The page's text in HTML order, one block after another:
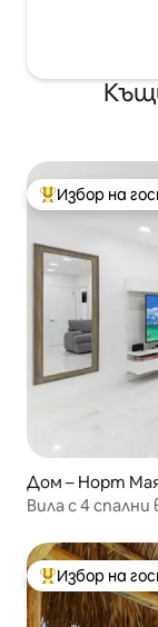
Най-Избор на
Дом – Норт
Вила с 4
Най-Избор на